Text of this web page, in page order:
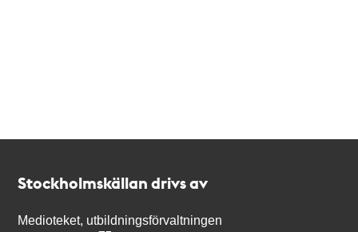
Stockholmskällan drivs av
Medioteket, utbildningsförvaltningen